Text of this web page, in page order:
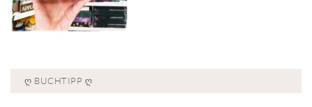
Ღ BUCHTIPP Ღ